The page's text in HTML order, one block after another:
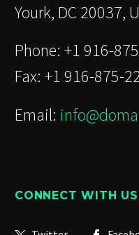
Yourk, DC 20037,
Phone: +1 916-
Fax: +1 916-875-
Email:
CONNECT WITH US